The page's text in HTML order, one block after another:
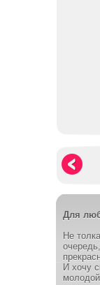
Для
Не
И хочу